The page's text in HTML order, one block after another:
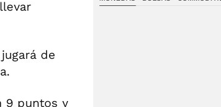
de
9 puntos y